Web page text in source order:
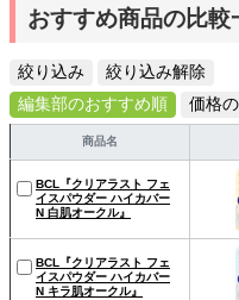
おすすめ商品の比較
絞り込み
絞り込み解除
編集部のおすすめ順
価格
商品名
BCL『クリアラスト フェ
イスパウダー ハイカバー
N 白肌オークル』
BCL『クリアラスト フェ
イスパウダー ハイカバー
N キラ肌オークル』